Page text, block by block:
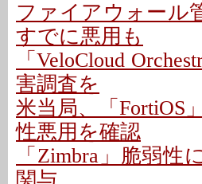
ファイアウォール
すでに悪用も
「VeloCloud
害調査を
米当局、「FortiOS
性悪用を確認
「Zimbra」脆弱